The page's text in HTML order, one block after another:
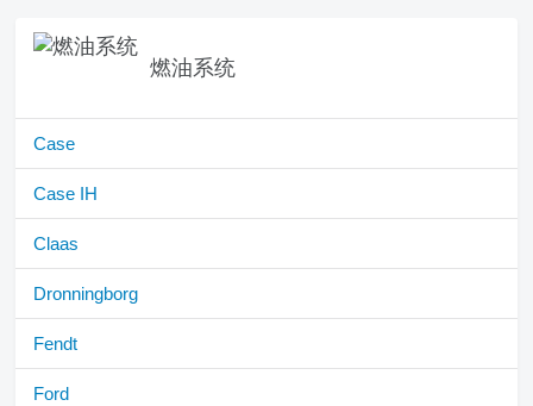
燃油系统
Case
Case IH
Claas
Dronningborg
Fendt
Ford